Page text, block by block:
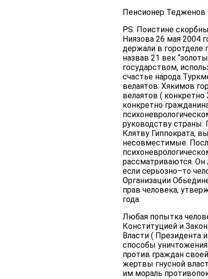
Пенсионер Тедженов
P.S. Поистине
Ниязова 26 мая 2004
держали в горотделе
назвав 21 век
государством,
счастье народа
велаятов: Хякимов
велаятов (
конкретно
руководству страны:
Клятву Гиппократа,
несовместимые.
рассматриваются. Он
если серьозно–то
Организации
прав человека,
года.
Любая попытка
Конституцией и
Власти ( Президента
способы
против граждан
жертвы гнусной
им мораль